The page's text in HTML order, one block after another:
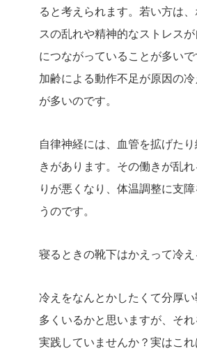
ると考えられます。若い方は
スの乱れや精神的なストレス
につながっていることが多い
加齢による動作不足が原因の
が多いのです。
自律神経には、血管を拡げた
きがあります。その働きが乱
りが悪くなり、体温調整に支
うのです。
寝るときの靴下はかえって冷え
冷えをなんとかしたくて分厚
多くいるかと思いますが、そ
実践していませんか？実はこ